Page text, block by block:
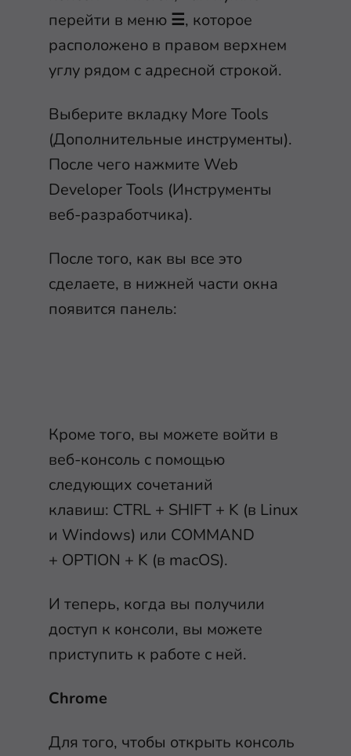
перейти в меню ☰, которое
расположено в правом верхнем
углу рядом с адресной строкой.
Выберите вкладку More Tools
(Дополнительные инструменты).
После чего нажмите Web
Developer Tools (Инструменты
веб-разработчика).
После того, как вы все это
сделаете, в нижней части окна
появится панель:
Кроме того, вы можете войти в
веб-консоль с помощью
следующих сочетаний
клавиш: CTRL + SHIFT + K (в Linux
и Windows) или COMMAND
+ OPTION + K (в macOS).
И теперь, когда вы получили
доступ к консоли, вы можете
приступить к работе с ней.
Chrome
Для того, чтобы открыть консоль